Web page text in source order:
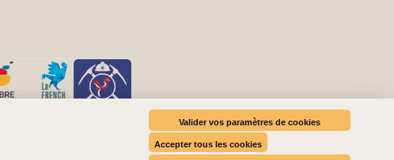
Valider vos paramètres de cookies
Accepter tous les cookies